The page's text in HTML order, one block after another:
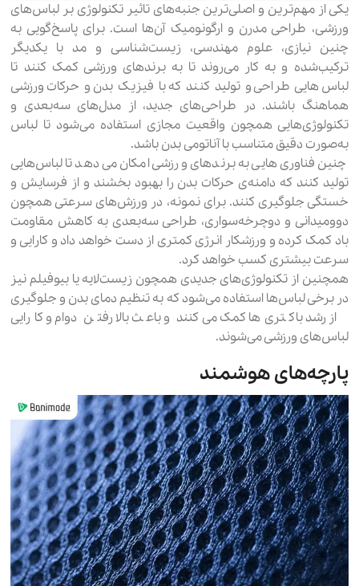
یکی از مهم‌ترین و اصلی‌ترین جنبه‌های تاثیر تکنولوژی بر لباس‌های
ورزشی، طراحی مدرن و ارگونومیک آن‌ها است. برای پاسخ‌گویی به
چنین نیازی، علوم مهندسی، زیست‌شناسی و مد با یکدیگر
ترکیب‌شده و به کار می‌روند تا به برندهای ورزشی کمک کنند تا
لباس‌هایی طراحی و تولید کنند که با فیزیک بدن و حرکات ورزشی
هماهنگ باشند. در طراحی‌های جدید، از مدل‌های سه‌بعدی و
تکنولوژی‌هایی همچون واقعیت مجازی استفاده می‌شود تا لباس
به‌صورت دقیق متناسب با آناتومی بدن باشد.
چنین فناوری‌هایی به برندهای ورزشی امکان می‌دهد تا لباس‌هایی
تولید کنند که دامنه‌ی حرکات بدن را بهبود بخشند و از فرسایش و
خستگی جلوگیری کنند. برای نمونه، در ورزش‌های سرعتی همچون
دوومیدانی و دوچرخه‌سواری، طراحی سه‌بعدی به کاهش مقاومت
باد کمک کرده و ورزشکار انرژی کمتری از دست خواهد داد و کارایی و
سرعت بیشتری کسب خواهد کرد.
همچنین از تکنولوژی‌های جدیدی همچون زیست‌لایه یا بیوفیلم نیز
در برخی لباس‌ها استفاده می‌شود که به تنظیم دمای بدن و جلوگیری
از رشد باکتری‌ها کمک می‌کنند و باعث بالا رفتن دوام و کارایی
لباس‌های ورزشی می‌شوند.
پارچه‌های هوشمند